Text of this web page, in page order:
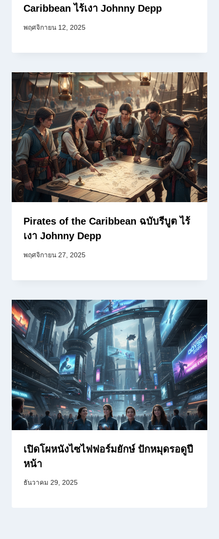
Caribbean ไร้เงา Johnny Depp
พฤศจิกายน 12, 2025
Pirates of the Caribbean ฉบับรีบูต ไร้
เงา Johnny Depp
พฤศจิกายน 27, 2025
เปิดโผหนังไซไฟฟอร์มยักษ์ ปักหมุดรอดูปี
หน้า
ธันวาคม 29, 2025